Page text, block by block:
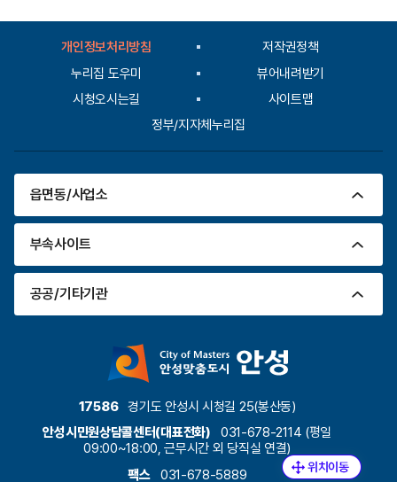
가
개인정보처리방침
저작권정책
누리집 도우미
뷰어내려받기
시청오시는길
사이트맵
정부/지자체누리집
읍면동/사업소
부속사이트
공공/기타기관
17586 경기도 안성시 시청길 25(봉산동)
안성시민원상담콜센터(대표전화)
031-678-2114 (평일
09:00~18:00, 근무시간 외 당직실 연결)
팩스
031-678-5889